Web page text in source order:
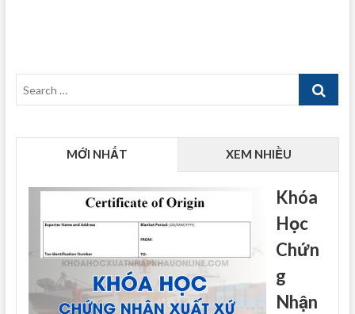
Search
MỚI NHẤT XEM NHIỀU
Khóa
Học
Chứn
g
Nhận